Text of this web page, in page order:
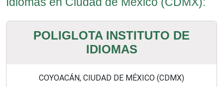
POLIGLOTA INSTITUTO DE
IDIOMAS
COYOACÁN, CIUDAD DE MÉXICO (CDMX)